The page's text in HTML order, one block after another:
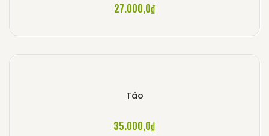
27.000,0₫
Táo
35.000,0₫